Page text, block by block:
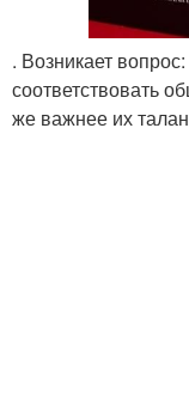
. Возникает
соответствовать
же важнее их